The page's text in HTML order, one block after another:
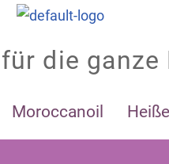
die ganze
Moroccanoil